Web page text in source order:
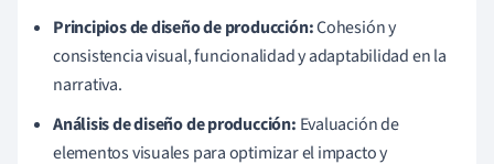
Principios de diseño de producción:Cohesión y
consistencia visual, funcionalidad y adaptabilidad en la
narrativa.
Análisis de diseño de producción: Evaluación de
elementos visuales para optimizar el impacto y